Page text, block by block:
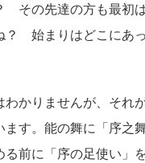
その先達の方も最初
？ 始まりはどこにあ
わかりませんが、それ
ます。能の舞に「序之
る前に「序の足使い」